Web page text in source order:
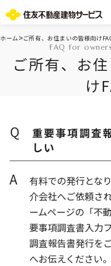
TOPページ
ご所有・お住まいの皆様
ST-マンション管理
よくあるご質問
お問い合わせ総合窓口
ニュースリリース/お知
サイトマップ
プライバシーポリシー
情報セキュリティ基本
一般事業主行動計画
パートナーシップ構築
マルチステークホルダ
カスタマーハラスメン
ホーム>ご所有、お住まいの皆様向け
FAQ for
ご所有、お
け
Q
重要事項調査
しい
A
有料での発行とな
介会社へご依頼さ
ームページの「不
要事項調査書入力
調査報告書発行を
へお伝えください。